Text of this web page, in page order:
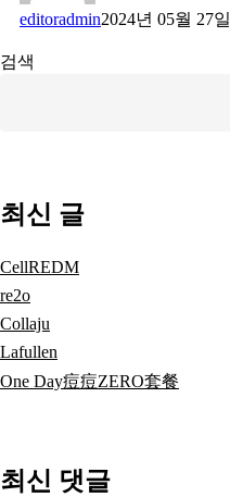
editoradmin2024년 05월 27일
검색
최신 글
CellREDM
re2o
Collaju
Lafullen
One Day痘痘ZERO套餐
최신 댓글